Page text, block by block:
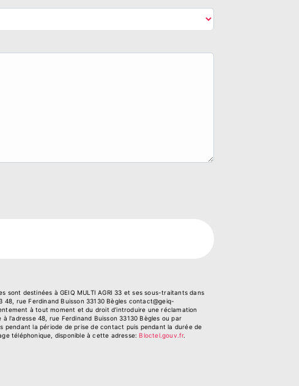
destinées à GEIQ MULTI AGRI 33 et ses sous-traitants dans
rue Ferdinand Buisson 33130 Bègles contact@geiq-
à tout moment et du droit d’introduire une réclamation
l'adresse 48, rue Ferdinand Buisson 33130 Bègles ou par
la période de prise de contact puis pendant la durée de
téléphonique, disponible à cette adresse: Bloctel.gouv.fr.